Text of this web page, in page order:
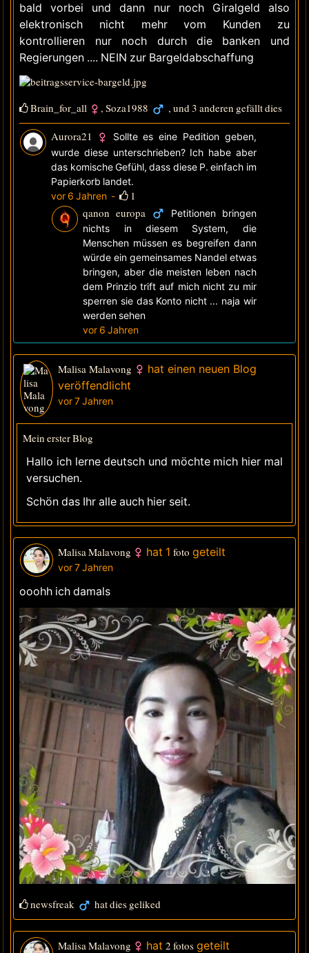
bald vorbei und dann nur noch Giralgeld also
elektronisch nicht mehr vom Kunden zu
kontrollieren nur noch durch die banken und
Regierungen .... NEIN zur Bargeldabschaffung
Brain_for_all ,Soza1988 , und 3 anderen gefällt dies
Aurora21
Sollte es eine Pedition geben,
wurde diese unterschrieben? Ich habe aber
das komische Gefühl, dass diese P. einfach im
Papierkorb landet.
vor 6 Jahren -
1
qanon europa
Petitionen bringen
nichts in diesem System, die
Menschen müssen es begreifen dann
würde ein gemeinsames Nandel etwas
bringen, aber die meisten leben nach
dem Prinzio trift auf mich nicht zu mir
sperren sie das Konto nicht ... naja wir
werden sehen
vor 6 Jahren
Malisa Malavong
hat einen neuen Blog
veröffendlicht
vor 7 Jahren
Mein erster Blog
Hallo ich lerne deutsch und möchte mich hier mal
versuchen.
Schön das Ihr alle auch hier seit.
Malisa Malavong hat 1foto geteilt
vor 7 Jahren
ooohh ich damals
newsfreak hat dies geliked
Malisa Malavong hat2 fotos geteilt